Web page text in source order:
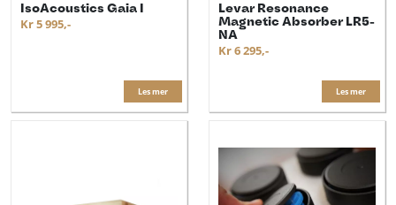
IsoAcoustics Gaia I
Kr 5 995,-
Les mer
Levar Resonance
Magnetic Absorber LR5-
NA
Kr 6 295,-
Les mer